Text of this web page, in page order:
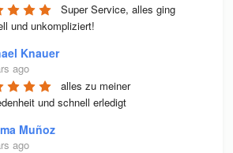
Super Service, alles ging
und unkompliziert!
Knauer
ago
alles zu meiner
und schnell erledigt
Muñoz
ago